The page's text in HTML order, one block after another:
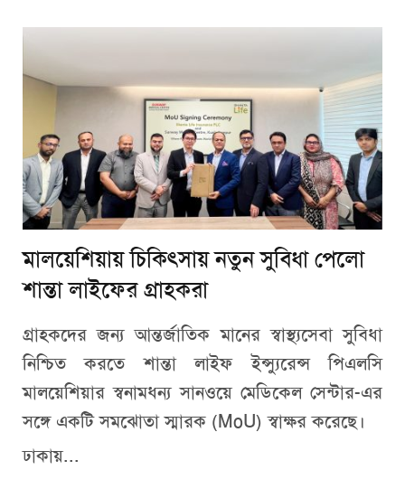
মালয়েশিয়ায় চিকিৎসায় নতুন সুবিধা পেলো
শান্তা লাইফের গ্রাহকরা
গ্রাহকদের জন্য আন্তর্জাতিক মানের স্বাস্থ্যসেবা সুবিধা
নিশ্চিত করতে শান্তা লাইফ ইন্স্যুরেন্স পিএলসি
মালয়েশিয়ার স্বনামধন্য সানওয়ে মেডিকেল সেন্টার-এর
সঙ্গে একটি সমঝোতা স্মারক (MoU) স্বাক্ষর করেছে।
ঢাকায়...